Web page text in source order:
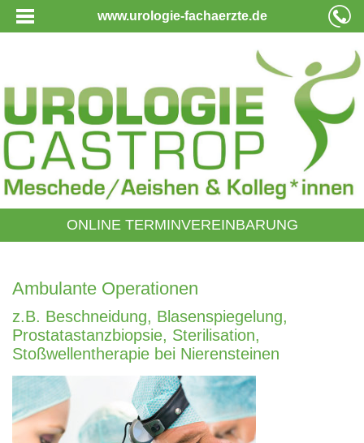
www.urologie-fachaerzte.de
ONLINE TERMINVEREINBARUNG
Ambulante Operationen
z.B. Beschneidung, Blasenspiegelung,
Prostatastanzbiopsie, Sterilisation,
Stoßwellentherapie bei Nierensteinen